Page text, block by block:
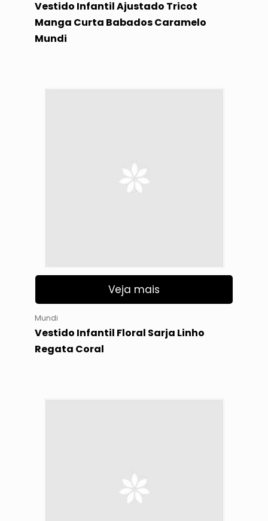
Vestido Infantil Ajustado Tricot
Manga Curta Babados Caramelo
Mundi
Veja mais
Mundi
Vestido Infantil Floral Sarja Linho
Regata Coral